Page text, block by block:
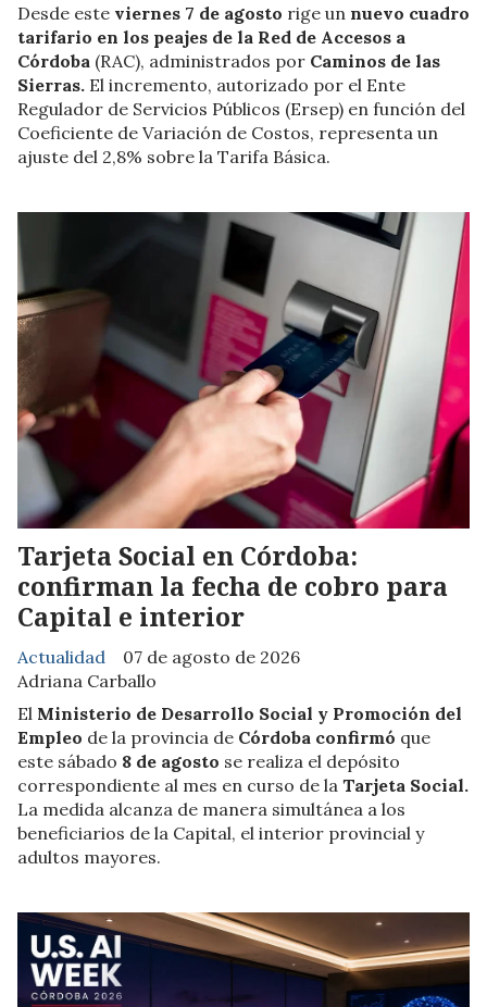
Desde este viernes 7 de agosto rige un nuevo cuadro
tarifario en los peajes de la Red de Accesos a
Córdoba (RAC), administrados por Caminos de las
Sierras. El incremento, autorizado por el Ente
Regulador de Servicios Públicos (Ersep) en función del
Coeficiente de Variación de Costos, representa un
ajuste del 2,8% sobre la Tarifa Básica.
Tarjeta Social en Córdoba:
confirman la fecha de cobro para
Capital e interior
Adriana Carballo
Actualidad 07 de agosto de 2026
El Ministerio de Desarrollo Social y Promoción del
Empleo de la provincia de Córdoba confirmó que
este sábado 8 de agosto se realiza el depósito
correspondiente al mes en curso de la Tarjeta Social.
La medida alcanza de manera simultánea a los
beneficiarios de la Capital, el interior provincial y
adultos mayores.